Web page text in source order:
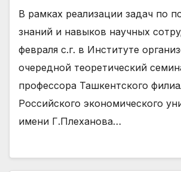
В рамках реализации задач по
знаний и навыков научных
февраля с.г. в Институте
очередной теоретический
профессора Ташкентского
Российского экономического
имени Г.Плеханова…